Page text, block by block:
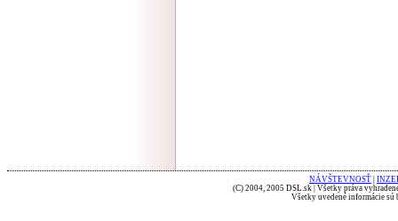
NÁVŠTEVNOSŤ
(C) 2004, 2005 DSL.sk | Všetky práva
Všetky uvedené informácie sú